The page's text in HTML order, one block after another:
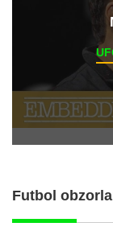
Futbol